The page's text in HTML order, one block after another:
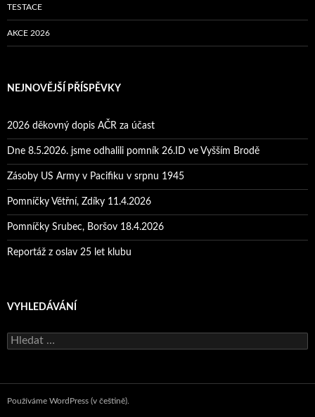
TESTACE
AKCE 2026
NEJNOVĚJŠÍ PŘÍSPĚVKY
2026 děkovný dopis AČR za účast
Dne 8.5.2026. jsme odhalili pomník 26.ID ve Vyšším Brodě
Zásoby US Army v Pacifiku v srpnu 1945
Pomníčky Větřní, Zdíky 11.4.2026
Pomníčky Srubec, Boršov 18.4.2026
Reportáž z oslav 25 let klubu
VYHLEDÁVÁNÍ
Vyhledávání
Používáme WordPress (v češtině).